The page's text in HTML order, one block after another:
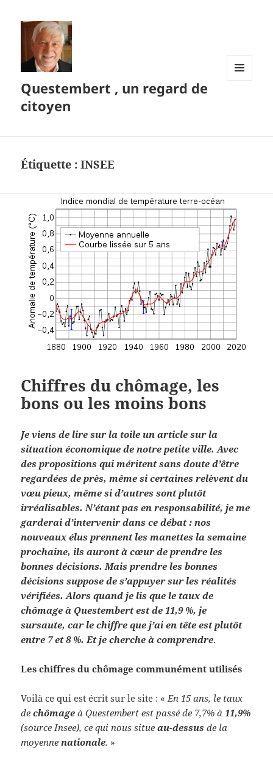
Questembert , un regard de
citoyen
Étiquette :INSEE
Chiffres du chômage, les
bons ou les moins bons
Je viens de lire sur la toile un article sur la
situation économique de notre petite ville. Avec
des propositions qui méritent sans doute d’être
regardées de près, même si certaines relèvent du
vœu pieux, même si d’autres sont plutôt
irréalisables. N’étant pas en responsabilité, je me
garderai d’intervenir dans ce débat : nos
nouveaux élus prennent les manettes la semaine
prochaine, ils auront à cœur de prendre les
bonnes décisions. Mais prendre les bonnes
décisions suppose de s’appuyer sur les réalités
vérifiées. Alors quand je lis que le taux de
chômage à Questembert est de 11,9 %, je
sursaute, car le chiffre que j’ai en tête est plutôt
entre 7 et 8 %. Et je cherche à comprendre.
Les chiffres du chômage communément utilisés
Voilà ce qui est écrit sur le site : « En 15 ans, le taux
dechômage à Questembert est passé de 7,7% à 11,9%
(source Insee), ce qui nous situeau-dessus de la
moyennenationale. »